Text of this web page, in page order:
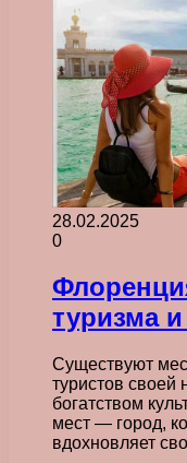
28.02.2025
0
туризма
Существуют
туристов
богатством
мест — город,
вдохновляет